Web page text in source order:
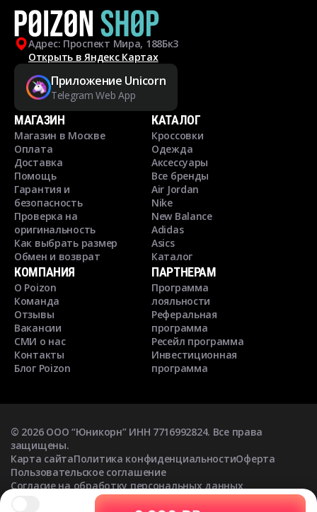
Адрес: Проспект Мира, 188Бк3
Открыть в Яндекс Картах
Приложение Unicorn
Telegram Web App
МАГАЗИН
Магазин в Москве
Оплата
Доставка
Помощь
Гарантия и
безопасность
Проверка на
оригинальность
Как выбрать размер
Обмен и возврат
КАТАЛОГ
Кроссовки
Одежда
Аксессуары
Все бренды
Air Jordan
Nike
New Balance
Adidas
Asics
Каталог
КОМПАНИЯ
О Poizon
Команда
Отзывы
Вакансии
СМИ о нас
Контакты
Блог Poizon
ПАРТНЕРАМ
Программа
лояльности
Реферальная
программа
Ресейл программа
Инвестиционная
программа
© 2026ООО “Юникорн” ИНН 7716992824. Все права
защищены.
Карта сайтаПолитика конфиденциальностиОферта
Пользовательское соглашение
Согласие на обработку персональных данных
Согласие на получение рекламных рассылок